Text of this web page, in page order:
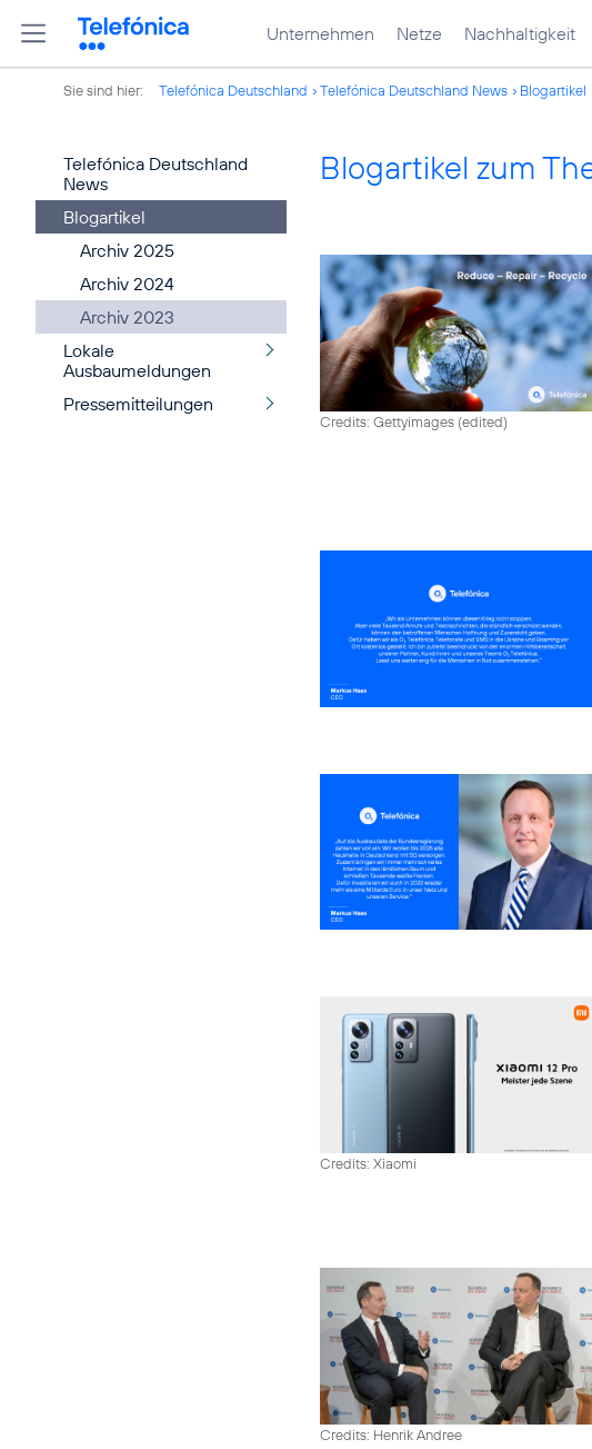
Unternehmen Netze Nachhaltigkeit
Sie sind hier: Telefónica Deutschland Telefónica Deutschland News Blogartikel
Telefónica Deutschland
News
Blogartikel
Archiv 2025
Archiv 2024
Archiv 2023
Lokale
Ausbaumeldungen
Pressemitteilungen
Blogartikel zum
Credits: Gettyimages (edited)
Credits: Xiaomi
Credits: Henrik Andree